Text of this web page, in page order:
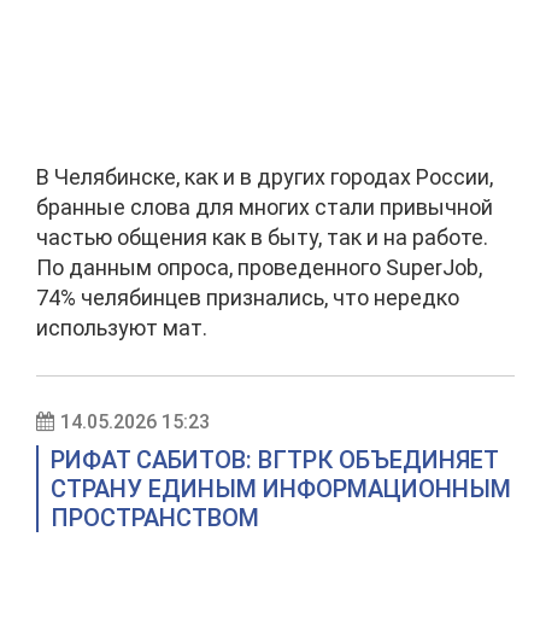
В Челябинске, как и в других городах России,
бранные слова для многих стали привычной
частью общения как в быту, так и на работе.
По данным опроса, проведенного SuperJob,
74% челябинцев признались, что нередко
используют мат.
14.05.2026 15:23
РИФАТ САБИТОВ: ВГТРК ОБЪЕДИНЯЕТ
СТРАНУ ЕДИНЫМ ИНФОРМАЦИОННЫМ
ПРОСТРАНСТВОМ